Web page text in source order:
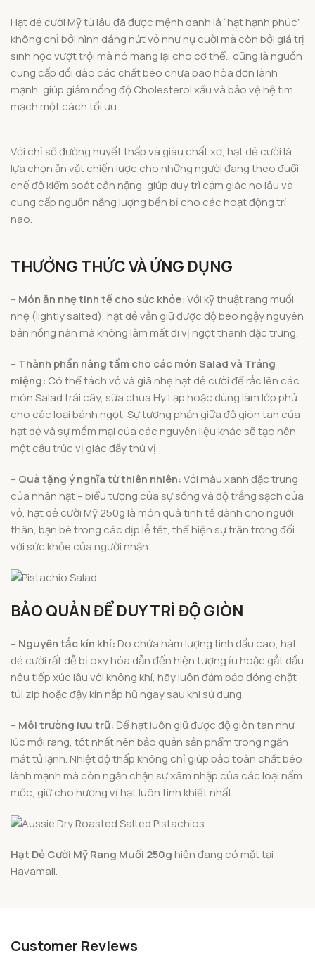
Hạt dẻ cười Mỹ từ lâu đã được mệnh danh là “hạt hạnh phúc”
không chỉ bởi hình dáng nứt vỏ như nụ cười mà còn bởi giá trị
sinh học vượt trội mà nó mang lại cho cơ thể., cũng là nguồn
cung cấp dồi dào các chất béo chưa bão hòa đơn lành
mạnh, giúp giảm nồng độ Cholesterol xấu và bảo vệ hệ tim
mạch một cách tối ưu.
Với chỉ số đường huyết thấp và giàu chất xơ, hạt dẻ cười là
lựa chọn ăn vặt chiến lược cho những người đang theo đuổi
chế độ kiểm soát cân nặng, giúp duy trì cảm giác no lâu và
cung cấp nguồn năng lượng bền bỉ cho các hoạt động trí
não.
THƯỞNG THỨC VÀ ỨNG DỤNG
–Món ăn nhẹ tinh tế cho sức khỏe:Với kỹ thuật rang muối
nhẹ (lightly salted), hạt dẻ vẫn giữ được độ béo ngậy nguyên
bản nồng nàn mà không làm mất đi vị ngọt thanh đặc trưng.
–Thành phần nâng tầm cho các món Salad và Tráng
miệng: Có thể tách vỏ và giã nhẹ hạt dẻ cười để rắc lên các
món Salad trái cây, sữa chua Hy Lạp hoặc dùng làm lớp phủ
cho các loại bánh ngọt. Sự tương phản giữa độ giòn tan của
hạt dẻ và sự mềm mại của các nguyên liệu khác sẽ tạo nên
một cấu trúc vị giác đầy thú vị.
–Quà tặng ý nghĩa từ thiên nhiên:Với màu xanh đặc trưng
của nhân hạt – biểu tượng của sự sống và độ trắng sạch của
vỏ, hạt dẻ cười Mỹ 250g là món quà tinh tế dành cho người
thân, bạn bè trong các dịp lễ tết, thể hiện sự trân trọng đối
với sức khỏe của người nhận.
BẢO QUẢN ĐỂ DUY TRÌ ĐỘ GIÒN
–Nguyên tắc kín khí: Do chứa hàm lượng tinh dầu cao, hạt
dẻ cười rất dễ bị oxy hóa dẫn đến hiện tượng ỉu hoặc gắt dầu
nếu tiếp xúc lâu với không khí, hãy luôn đảm bảo đóng chặt
túi zip hoặc đậy kín nắp hũ ngay sau khi sử dụng.
–Môi trường lưu trữ:Để hạt luôn giữ được độ giòn tan như
lúc mới rang, tốt nhất nên bảo quản sản phẩm trong ngăn
mát tủ lạnh. Nhiệt độ thấp không chỉ giúp bảo toàn chất béo
lành mạnh mà còn ngăn chặn sự xâm nhập của các loại nấm
mốc, giữ cho hương vị hạt luôn tinh khiết nhất.
Hạt Dẻ Cười Mỹ Rang Muối 250g hiện đang có mặt tại
Havamall.
Customer Reviews